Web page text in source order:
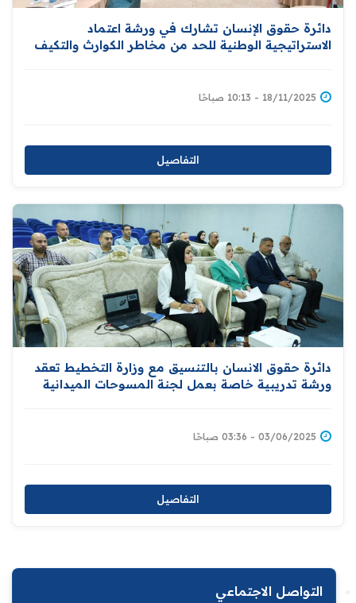
دائرة حقوق الإنسان تشارك في ورشة اعتماد
الاستراتيجية الوطنية للحد من مخاطر الكوارث والتكيف
18/11/2025 - 10:13 صباحًا
التفاصيل
دائرة حقوق الانسان بالتنسيق مع وزارة التخطيط تعقد
ورشة تدريبية خاصة بعمل لجنة المسوحات الميدانية
03/06/2025 - 03:36 صباحًا
التفاصيل
التواصل الاجتماعي